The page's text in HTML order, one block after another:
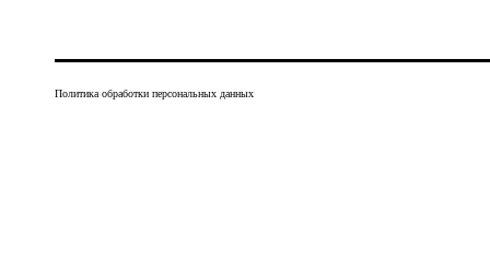
Политика обработки персональных данных